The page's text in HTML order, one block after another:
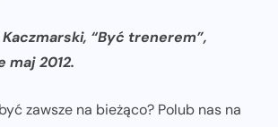
“Być trenerem”,
maj 2012.
zawsze na bieżąco? Polub nas na